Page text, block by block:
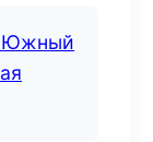
Южный